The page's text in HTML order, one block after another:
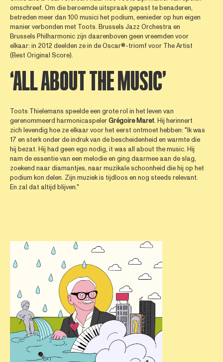
omschreef. Om die beroemde uitspraak gepast te benaderen,
betreden meer dan 100 musici het podium, eenieder op hun eigen
manier verbonden met Toots. Brussels Jazz Orchestra en
Brussels Philharmonic zijn daarenboven geen vreemden voor
elkaar: in 2012 deelden ze in de Oscar®-triomf voor The Artist
(Best Original Score).
‘ALL ABOUT THE MUSIC’
Toots Thielemans speelde een grote rol in het leven van
gerenommeerd harmonicaspelerGrégoireMaret. Hij herinnert
zich levendig hoe ze elkaar voor het eerst ontmoet hebben: "Ik was
17 en sterk onder de indruk van de bescheidenheid en warmte die
hij bezat. Hij had geen ego nodig, it was all about the music. Hij
nam de essentie van een melodie en ging daarmee aan de slag,
zoekend naar diamantjes, naar muzikale schoonheid die hij op het
podium kon delen. Zijn muziek is tijdloos en nog steeds relevant.
En zal dat altijd blijven."